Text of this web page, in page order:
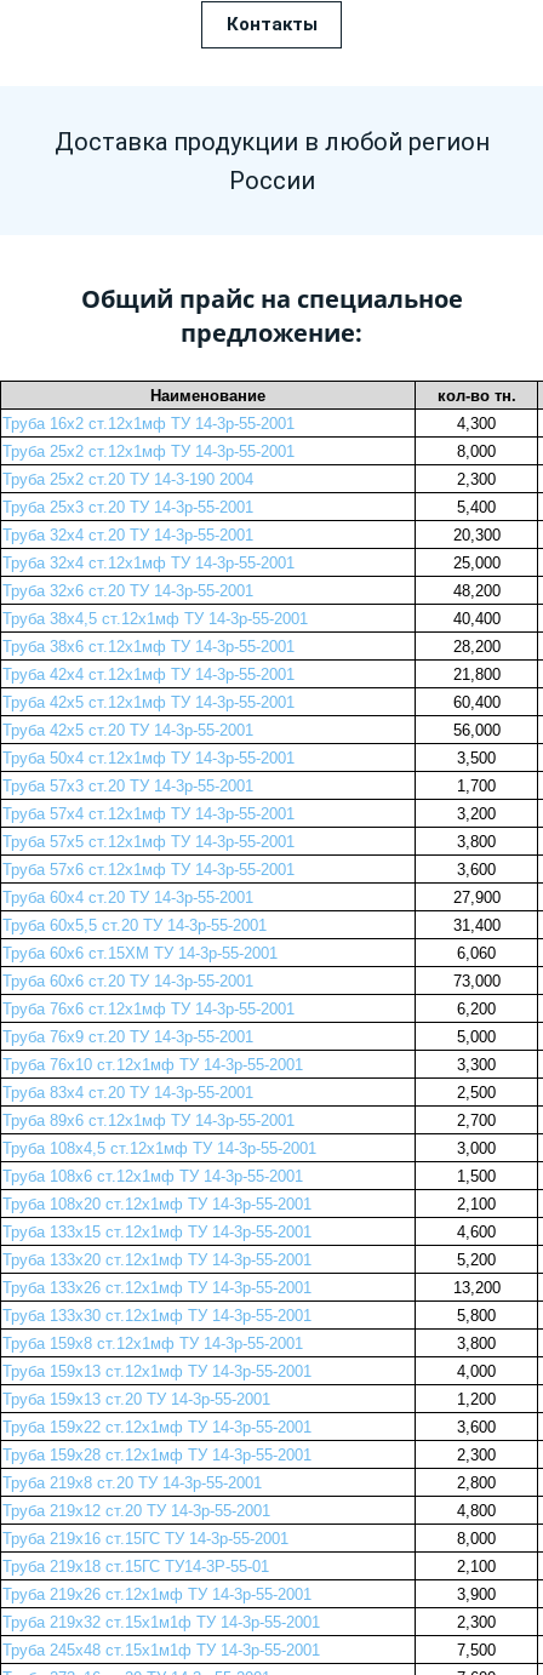
Контакты
Доставка продукции в любой регион
России
Общий прайс на специальное
предложение:
Наименование
кол-во тн.
Труба 16х2 ст.12х1мф ТУ 14-3р-55-2001
4,300
Труба 25х2 ст.12х1мф ТУ 14-3р-55-2001
8,000
Труба 25х2 ст.20 ТУ 14-3-190 2004
2,300
Труба 25х3 ст.20 ТУ 14-3р-55-2001
5,400
Труба 32х4 ст.20 ТУ 14-3р-55-2001
20,300
Труба 32х4 ст.12х1мф ТУ 14-3р-55-2001
25,000
Труба 32х6 ст.20 ТУ 14-3р-55-2001
48,200
Труба 38х4,5 ст.12х1мф ТУ 14-3р-55-2001
40,400
Труба 38х6 ст.12х1мф ТУ 14-3р-55-2001
28,200
Труба 42х4 ст.12х1мф ТУ 14-3р-55-2001
21,800
Труба 42х5 ст.12х1мф ТУ 14-3р-55-2001
60,400
Труба 42х5 ст.20 ТУ 14-3р-55-2001
56,000
Труба 50х4 ст.12х1мф ТУ 14-3р-55-2001
3,500
Труба 57х3 ст.20 ТУ 14-3р-55-2001
1,700
Труба 57х4 ст.12х1мф ТУ 14-3р-55-2001
3,200
Труба 57х5 ст.12х1мф ТУ 14-3р-55-2001
3,800
Труба 57х6 ст.12х1мф ТУ 14-3р-55-2001
3,600
Труба 60х4 ст.20 ТУ 14-3р-55-2001
27,900
Труба 60х5,5 ст.20 ТУ 14-3р-55-2001
31,400
Труба 60х6 ст.15ХМ ТУ 14-3р-55-2001
6,060
Труба 60х6 ст.20 ТУ 14-3р-55-2001
73,000
Труба 76х6 ст.12х1мф ТУ 14-3р-55-2001
6,200
Труба 76х9 ст.20 ТУ 14-3р-55-2001
5,000
Труба 76х10 ст.12х1мф ТУ 14-3р-55-2001
3,300
Труба 83х4 ст.20 ТУ 14-3р-55-2001
2,500
Труба 89х6 ст.12х1мф ТУ 14-3р-55-2001
2,700
Труба 108х4,5 ст.12х1мф ТУ 14-3р-55-2001
3,000
Труба 108х6 ст.12х1мф ТУ 14-3р-55-2001
1,500
Труба 108х20 ст.12х1мф ТУ 14-3р-55-2001
2,100
Труба 133х15 ст.12х1мф ТУ 14-3р-55-2001
4,600
Труба 133х20 ст.12х1мф ТУ 14-3р-55-2001
5,200
Труба 133х26 ст.12х1мф ТУ 14-3р-55-2001
13,200
Труба 133х30 ст.12х1мф ТУ 14-3р-55-2001
5,800
Труба 159х8 ст.12х1мф ТУ 14-3р-55-2001
3,800
Труба 159х13 ст.12х1мф ТУ 14-3р-55-2001
4,000
Труба 159х13 ст.20 ТУ 14-3р-55-2001
1,200
Труба 159х22 ст.12х1мф ТУ 14-3р-55-2001
3,600
Труба 159х28 ст.12х1мф ТУ 14-3р-55-2001
2,300
Труба 219х8 ст.20 ТУ 14-3р-55-2001
2,800
Труба 219х12 ст.20 ТУ 14-3р-55-2001
4,800
Труба 219х16 ст.15ГС ТУ 14-3р-55-2001
8,000
Труба 219х18 ст.15ГС ТУ14-3Р-55-01
2,100
Труба 219х26 ст.12х1мф ТУ 14-3р-55-2001
3,900
Труба 219х32 ст.15х1м1ф ТУ 14-3р-55-2001
2,300
Труба 245х48 ст.15х1м1ф ТУ 14-3р-55-2001
7,500